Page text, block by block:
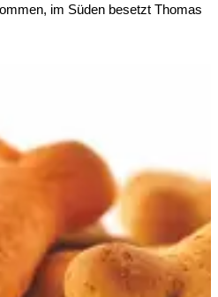
im Süden besetzt Thomas